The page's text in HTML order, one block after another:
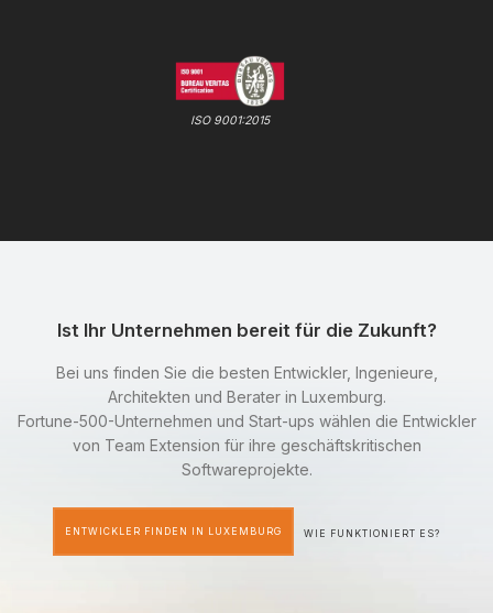
ISO 9001:2015
Ist Ihr Unternehmen bereit für die Zukunft?
Bei uns finden Sie die besten Entwickler, Ingenieure,
Architekten und Berater in Luxemburg.
Fortune-500-Unternehmen und Start-ups wählen die Entwickler
von Team Extension für ihre geschäftskritischen
Softwareprojekte.
ENTWICKLER FINDEN IN LUXEMBURG WIE FUNKTIONIERT ES?